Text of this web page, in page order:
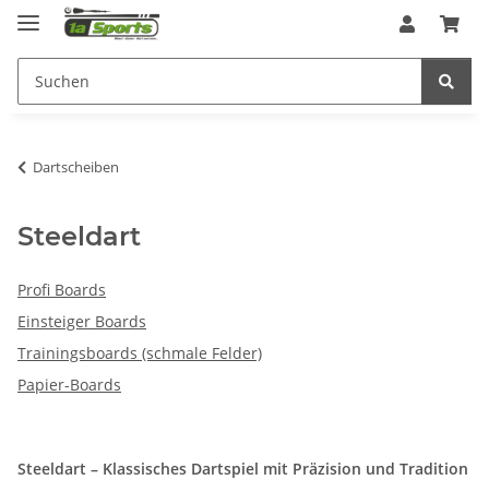
Dartscheiben
Steeldart
Profi Boards
Einsteiger Boards
Trainingsboards (schmale Felder)
Papier-Boards
Steeldart – Klassisches Dartspiel mit Präzision und Tradition